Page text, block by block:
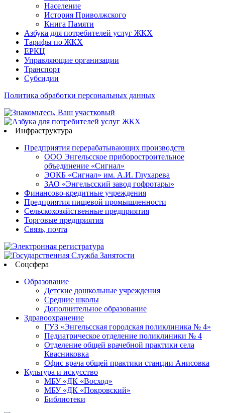
Население
История Приволжского
Книга Памяти
Азбука для потребителей услуг ЖКХ
Тарифы по ЖКХ
ЕРКЦ
Управляющие организации
Транспорт
Субсидии
Политика обработки персональных данных
Инфраструктура
Предприятия перерабатывающих производств
ООО Энгельсское приборостроительное
объединение «Сигнал»
ЭОКБ «Сигнал» им. А.И. Глухарева
ЗАО «Энгельсский завод гофротары»
Финансово-кредитные учреждения
Предприятия пищевой промышленности
Сельскохозяйственные предприятия
Торговые предприятия
Связь, почта
Соцсфера
Образование
Детские дошкольные учреждения
Средние школы
Дополнительное образование
Здравоохранение
ГУЗ «Энгельсская городская поликлиника № 4»
Педиатрическое отделение поликлиники № 4
Отделение общей врачебной практики села
Квасниковка
Офис врача общей практики станции Анисовка
Культура и искусство
МБУ «ДК «Восход»
МБУ «ДК «Покровский»
Библиотеки